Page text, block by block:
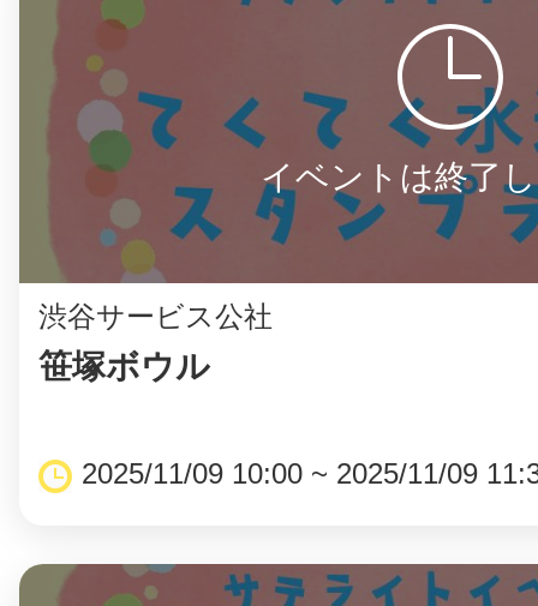
イベントは終了
渋谷サービス公社
笹塚ボウル
2025/11/09 10:00 ~ 2025/11/09
お知らせ
ヘルプ